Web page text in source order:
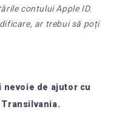
contului Apple ID.
ar trebui să poți
nevoie de ajutor cu
Transilvania.